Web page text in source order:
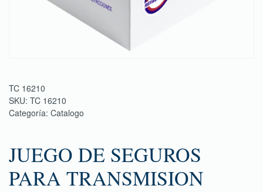
TC 16210
SKU: TC 16210
Categoría: Catalogo
JUEGO DE SEGUROS
PARA TRANSMISION